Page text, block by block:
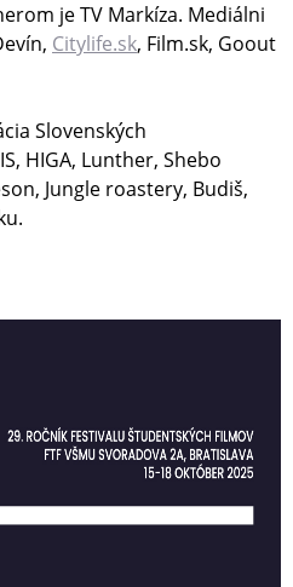
je TV Markíza. Mediálni
Citylife.sk, Film.sk, Goout
Slovenských
HIGA, Lunther, Shebo
Jungle roastery, Budiš,